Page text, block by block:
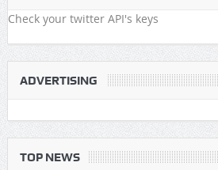
Check your twitter API's keys
ADVERTISING
TOP NEWS